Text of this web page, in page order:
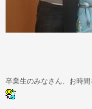
卒業生のみなさん、お時